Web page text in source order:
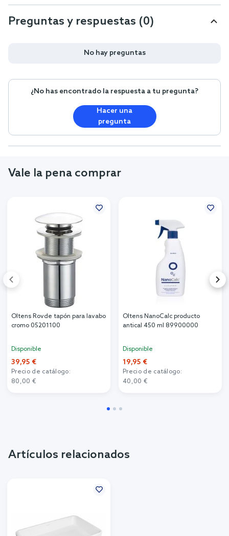
Preguntas y respuestas (0)
No hay preguntas
¿No has encontrado la respuesta a tu pregunta?
Hacer una
pregunta
Vale la pena comprar
Oltens Rovde tapón para lavabo
cromo 05201100
Disponible
39,95 €
Precio de catálogo:
80,00 €
Oltens NanoCalc producto
antical 450 ml 89900000
Disponible
19,95 €
Precio de catálogo:
40,00 €
Artículos relacionados